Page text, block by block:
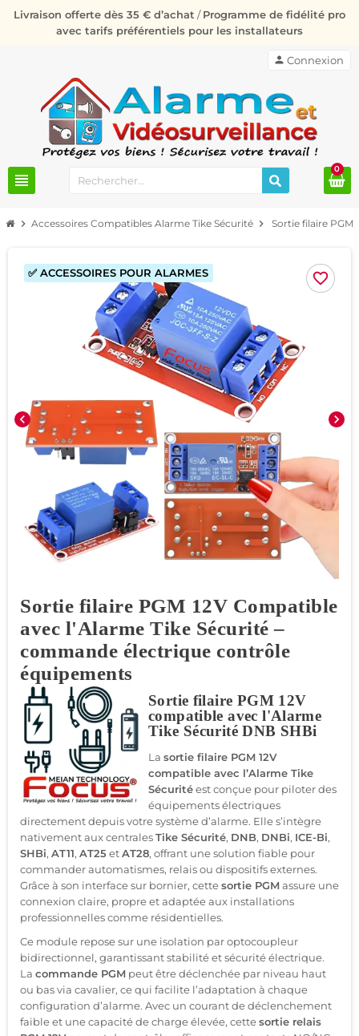
Livraison offerte dès 35 € d’achat /Programme de fidélité pro
avec tarifs préférentiels pour les installateurs
view_headline
person Connexion
0
chevron_right Accessoires Compatibles Alarme Tike Sécurité chevron_right Sortie filaire
favorite_border
chevron_left chevron_right
✅ ACCESSOIRES POUR ALARMES
Sortie filaire PGM 12V Compatible
avec l'Alarme Tike Sécurité –
commande électrique contrôle
équipements
Sortie filaire PGM 12V
compatible avec l'Alarme
Tike Sécurité DNB SHBi
La sortie filaire PGM 12V
compatible avec l’Alarme Tike
Sécuritéest conçue pour piloter des
équipements électriques
directement depuis votre système d’alarme. Elle s’intègre
nativement aux centralesTike Sécurité, DNB, DNBi, ICE-Bi,
SHBi, AT11, AT25 etAT28, offrant une solution fiable pour
commander automatismes, relais ou dispositifs externes.
Grâce à son interface sur bornier, cettesortie PGMassure une
connexion claire, propre et adaptée aux installations
professionnelles comme résidentielles.
Ce module repose sur une isolation par optocoupleur
bidirectionnel, garantissant stabilité et sécurité électrique.
La commande PGM peut être déclenchée par niveau haut
ou bas via cavalier, ce qui facilite l’adaptation à chaque
configuration d’alarme. Avec un courant de déclenchement
faible et une capacité de charge élevée, cettesortie relais